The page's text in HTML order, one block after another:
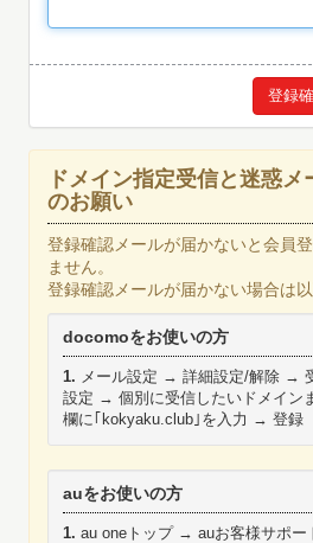
ドメイン指定受信と迷惑
のお願い
登録確認メールが届かないと会員
ません。
登録確認メールが届かない場合は
docomoをお使いの方
1. メール設定 → 詳細設定/解除 →
設定 → 個別に受信したいドメイン
欄に｢kokyaku.club｣を入力 → 登録
auをお使いの方
1. au oneトップ → auお客様サポ